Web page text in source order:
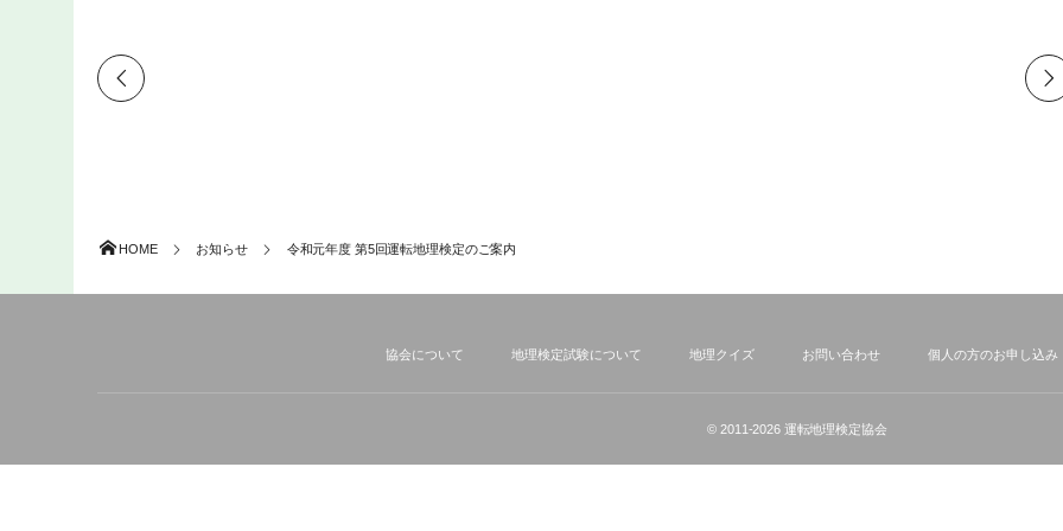
2025年1月10日
HOME お知らせ 令和元年度 第5回運転地理検定のご案内
協会について 地理検定試験について 地理クイズ お問い合わせ 個人の方のお申し込み
© 2011-2026 運転地理検定協会